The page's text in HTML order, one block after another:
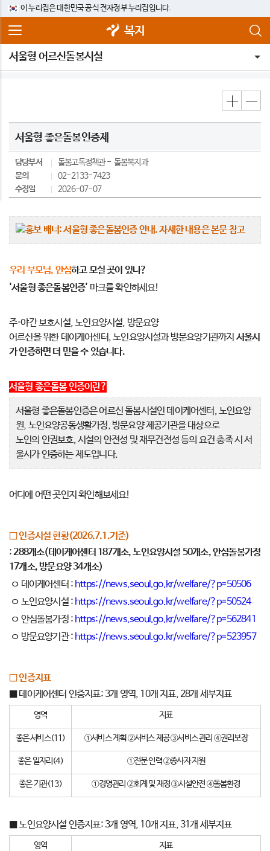
이 누리집은 대한민국 공식 전자정부 누리집입니다.
복지
서울형 어르신돌봄시설
서울형 좋은돌봄인증제
담당부서 돌봄고독정책관
돌봄복지과
문의
02-2133-7423
수정일
2026-07-07
우리 부모님, 안심하고 모실 곳이 있나?
'서울형 좋은돌봄인증' 마크를 확인하세요!
주·야간 보호시설, 노인요양시설, 방문요양
어르신을 위한 데이케어센터, 노인요양시설과 방문요양기관까지 서울시
가 인증하면 더 믿을 수 있습니다.
서울형 좋은돌봄 인증이란?
서울형 좋은돌봄인증은 어르신 돌봄시설인 데이케어센터, 노인요양
원, 노인요양공동생활가정, 방문요양 제공기관을 대상으로
노인의 인권보호, 시설의 안전성 및 재무건전성 등의 요건 충족 시 서
울시가 인증하는 제도입니다.
어디에 어떤 곳인지 확인해보세요!
□ 인증시설 현황(2026.7.1.기준)
:288개소(데이케어센터 187개소, 노인요양시설 50개소, 안심돌봄가정
17개소, 방문요양 34개소)
ㅇ 데이케어센터 : https://news.seoul.go.kr/welfare/?p=50506
ㅇ 노인요양시설 : https://news.seoul.go.kr/welfare/?p=50524
ㅇ 안심돌봄가정 : https://news.seoul.go.kr/welfare/?p=562841
ㅇ 방문요양기관 : https://news.seoul.go.kr/welfare/?p=523957
□ 인증지표
■ 데이케어센터 인증지표: 3개 영역, 10개 지표, 28개 세부지표
영역 지표
좋은 서비스(11) ①서비스 계획 ②서비스 제공 ③서비스 관리 ④권리보장
좋은 일자리(4) ①전문 인력 ②종사자 지원
좋은 기관(13) ①경영관리 ②회계 및 재정 ③시설안전 ④돌봄환경
■ 노인요양시설 인증지표: 3개 영역, 10개 지표, 31개 세부지표
영역 지표